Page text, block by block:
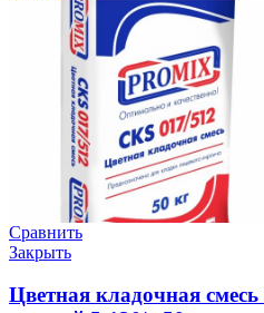
Сравнить
Закрыть
Цветная кладочная